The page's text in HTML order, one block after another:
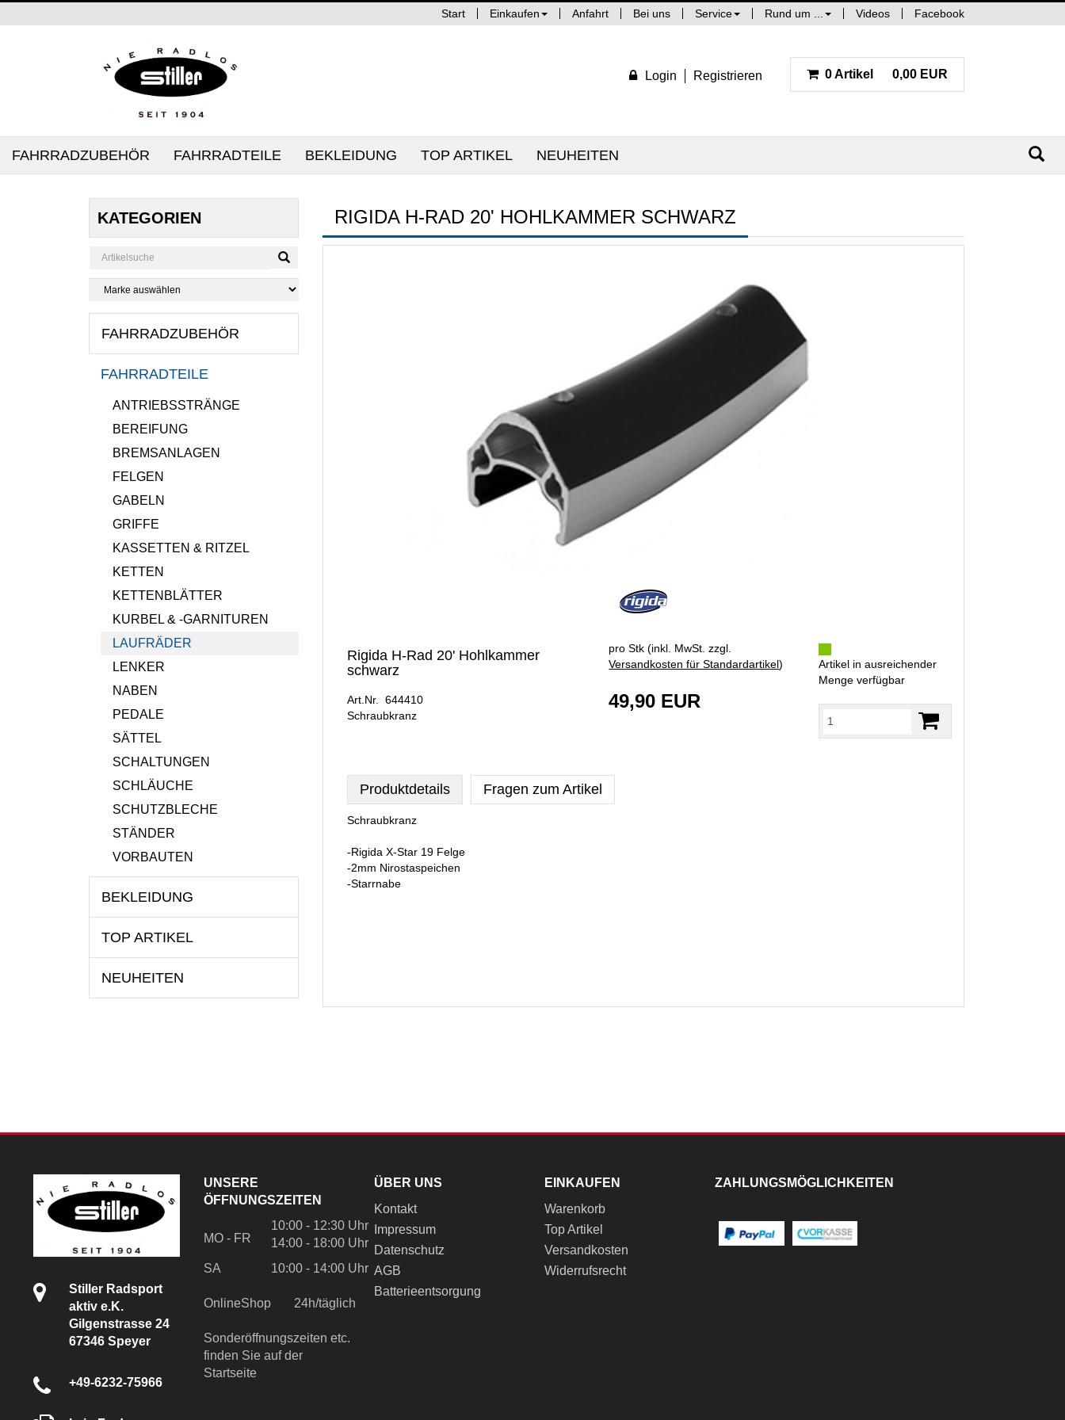
Start Einkaufen Anfahrt Bei uns Service Rund um ... Videos Facebook
Login Registrieren 0 Artikel 0,00 EUR
FAHRRADZUBEHÖR FAHRRADTEILE BEKLEIDUNG TOP ARTIKEL NEUHEITEN
KATEGORIEN
FAHRRADZUBEHÖR
FAHRRADTEILE
ANTRIEBSSTRÄNGE
BEREIFUNG
BREMSANLAGEN
FELGEN
GABELN
GRIFFE
KASSETTEN & RITZEL
KETTEN
KETTENBLÄTTER
KURBEL & -GARNITUREN
LAUFRÄDER
LENKER
NABEN
PEDALE
SÄTTEL
SCHALTUNGEN
SCHLÄUCHE
SCHUTZBLECHE
STÄNDER
VORBAUTEN
BEKLEIDUNG
TOP ARTIKEL
NEUHEITEN
RIGIDA H-RAD 20' HOHLKAMMER SCHWARZ
Rigida H-Rad 20' Hohlkammer
schwarz
Art.Nr. 644410
Schraubkranz
pro Stk (inkl. MwSt. zzgl.
Versandkosten für Standardartikel)
49,90 EUR
Artikel in ausreichender
Menge verfügbar
Produktdetails Fragen zum Artikel
Schraubkranz
-Rigida X-Star 19 Felge
-2mm Nirostaspeichen
-Starrnabe
Stiller Radsport
aktiv e.K.
Gilgenstrasse 24
67346 Speyer
+49-6232-75966
UNSERE
ÖFFNUNGSZEITEN
MO - FR
10:00 - 12:30 Uhr
14:00 - 18:00 Uhr
SA
10:00 - 14:00 Uhr
OnlineShop 24h/täglich
Sonderöffnungszeiten etc.
finden Sie auf der
Startseite
ÜBER UNS
Kontakt
Impressum
Datenschutz
AGB
Batterieentsorgung
EINKAUFEN
Warenkorb
Top Artikel
Versandkosten
Widerrufsrecht
ZAHLUNGSMÖGLICHKEITEN